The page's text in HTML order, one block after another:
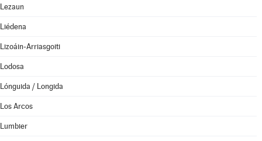
Lezaun
Liédena
Lizoáin-Arriasgoiti
Lodosa
Lónguida / Longida
Los Arcos
Lumbier